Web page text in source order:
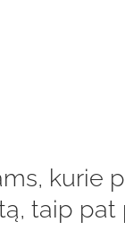
kurie
taip pat